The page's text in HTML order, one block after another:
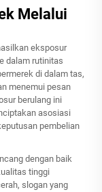
Melalui
eksposur
dalam rutinitas
di dalam tas,
menemui pesan
berulang ini
asosiasi
pembelian
dengan baik
tinggi
slogan yang